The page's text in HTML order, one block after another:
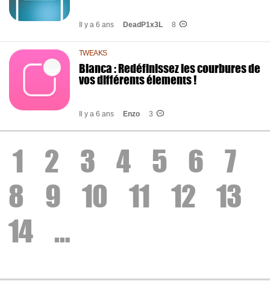
Il y a 6 ans DeadP1x3L 8
TWEAKS
Blanca : Redéfinissez les courbures de
vos différents élements !
Il y a 6 ans Enzo 3
1 2 3 4 5 6 7
8 9 10 11 12 13
14 …